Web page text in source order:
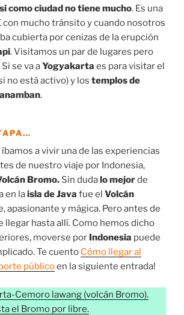
como ciudad no tiene mucho. Es una
con mucho tránsito y cuando nosotros
cubierta por cenizas de la erupción
. Visitamos un par de lugares pero
se va aYogyakarta es para visitar el
no está activo) y los templos de
.
a vivir una de las experiencias
de nuestro viaje por Indonesia,
Bromo. Sin duda lo mejorde
en laisla de Java fue el Volcán
apasionante y mágica. Pero antes de
llegar hasta allí. Como hemos dicho
moverse por Indonesia puede
Te cuento Cómo llegar al
públicoen la siguiente entrada!
Cemoro lawang (volcán Bromo).
el Bromo por libre.